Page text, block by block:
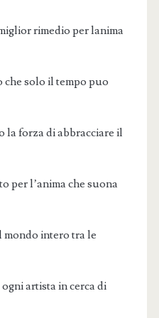
rimedio per lanima
solo il tempo puo
forza di abbracciare il
per l’anima che suona
mondo intero tra le
artista in cerca di